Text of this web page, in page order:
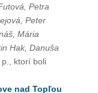
Petra
Peter
Mária
Hak, Danuša
ktorí boli
nad Topľou